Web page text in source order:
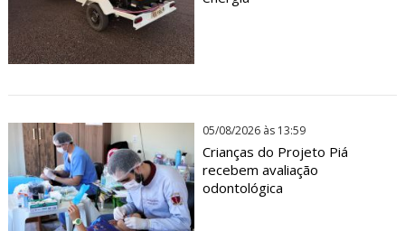
05/08/2026 às 13:59
Crianças do Projeto Piá
recebem avaliação
odontológica